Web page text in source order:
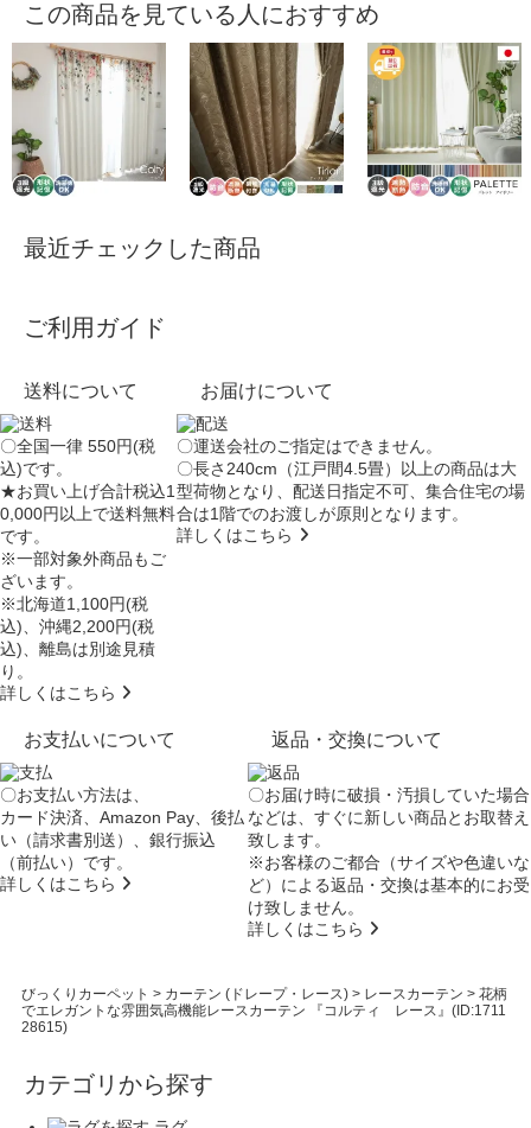
この商品を見ている人におすすめ
最近チェックした商品
ご利用ガイド
送料について
〇全国一律 550円(税
込)です。
★お買い上げ合計税込1
0,000円以上で送料無料
です。
※一部対象外商品もご
ざいます。
※北海道1,100円(税
込)、沖縄2,200円(税
込)、離島は別途見積
り。
詳しくはこちら
お届けについて
〇運送会社のご指定はできません。
〇長さ240cm（江戸間4.5畳）以上の商品は大
型荷物となり、配送日指定不可、集合住宅の場
合は1階でのお渡しが原則となります。
詳しくはこちら
お支払いについて
〇お支払い方法は、
カード決済、Amazon Pay、後払
い（請求書別送）、銀行振込
（前払い）です。
詳しくはこちら
返品・交換について
〇お届け時に破損・汚損していた場合
などは、すぐに新しい商品とお取替え
致します。
※お客様のご都合（サイズや色違いな
ど）による返品・交換は基本的にお受
け致しません。
詳しくはこちら
びっくりカーペット > カーテン (ドレープ・レース)> レースカーテン > 花柄
でエレガントな雰囲気高機能レースカーテン 『コルティ レース』(ID:1711
28615)
カテゴリから探す